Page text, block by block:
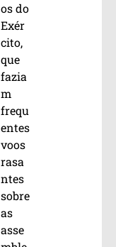
os do
Exér
cito,
que
fazia
m
frequ
entes
voos
rasa
ntes
sobre
as
asse